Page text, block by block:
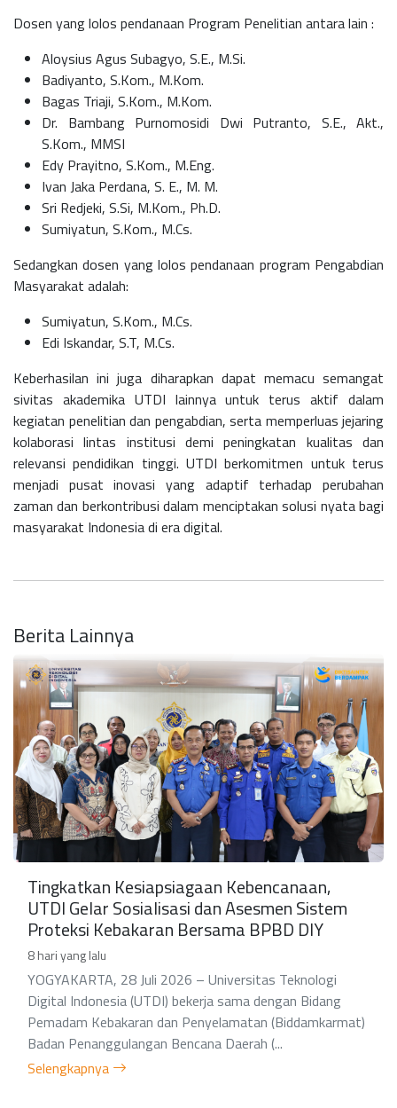
Dosen yang lolos pendanaan Program Penelitian antara lain :
Aloysius Agus Subagyo, S.E., M.Si.
Badiyanto, S.Kom., M.Kom.
Bagas Triaji, S.Kom., M.Kom.
Dr. Bambang Purnomosidi Dwi Putranto, S.E., Akt.,
S.Kom., MMSI
Edy Prayitno, S.Kom., M.Eng.
Ivan Jaka Perdana, S. E., M. M.
Sri Redjeki, S.Si, M.Kom., Ph.D.
Sumiyatun, S.Kom., M.Cs.
Sedangkan dosen yang lolos pendanaan program Pengabdian
Masyarakat adalah:
Sumiyatun, S.Kom., M.Cs.
Edi Iskandar, S.T, M.Cs.
Keberhasilan ini juga diharapkan dapat memacu semangat
sivitas akademika UTDI lainnya untuk terus aktif dalam
kegiatan penelitian dan pengabdian, serta memperluas jejaring
kolaborasi lintas institusi demi peningkatan kualitas dan
relevansi pendidikan tinggi. UTDI berkomitmen untuk terus
menjadi pusat inovasi yang adaptif terhadap perubahan
zaman dan berkontribusi dalam menciptakan solusi nyata bagi
masyarakat Indonesia di era digital.
Berita Lainnya
Tingkatkan Kesiapsiagaan Kebencanaan,
UTDI Gelar Sosialisasi dan Asesmen Sistem
Proteksi Kebakaran Bersama BPBD DIY
8 hari yang lalu
YOGYAKARTA, 28 Juli 2026 – Universitas Teknologi
Digital Indonesia (UTDI) bekerja sama dengan Bidang
Pemadam Kebakaran dan Penyelamatan (Biddamkarmat)
Badan Penanggulangan Bencana Daerah (...
Selengkapnya